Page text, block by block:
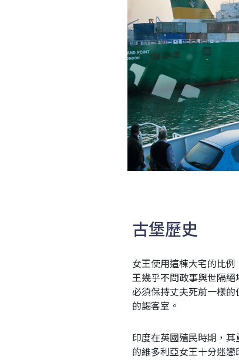
古堡歷史
女王使用這棟大宅的比
王幾乎不問政事與世隔絕
必須保持丈夫死前一樣
的謁客室。
印度在英國殖民時期，
的維多利亞女王十分迷